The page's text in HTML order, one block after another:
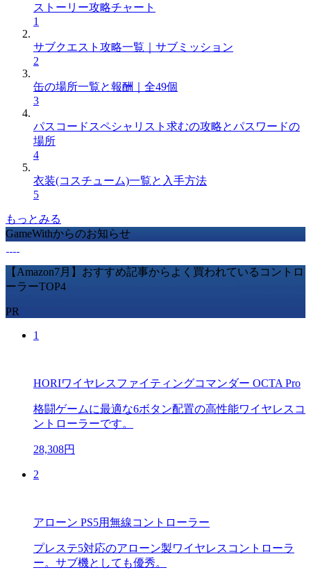
ストーリー攻略チャート
1
サブクエスト攻略一覧｜サブミッション
2
缶の場所一覧と報酬｜全49個
3
パスコードスペシャリスト求むの攻略とパスワードの
場所
4
衣装(コスチューム)一覧と入手方法
5
もっとみる
GameWithからのお知らせ
【Amazon7月】おすすめ記事からよく買われているコントロ
ーラーTOP4
PR
1
HORIワイヤレスファイティングコマンダー OCTA Pro
格闘ゲームに最適な6ボタン配置の高性能ワイヤレスコ
ントローラーです。
28,308円
2
アローン PS5用無線コントローラー
プレステ5対応のアローン製ワイヤレスコントローラ
ー。サブ機としても優秀。